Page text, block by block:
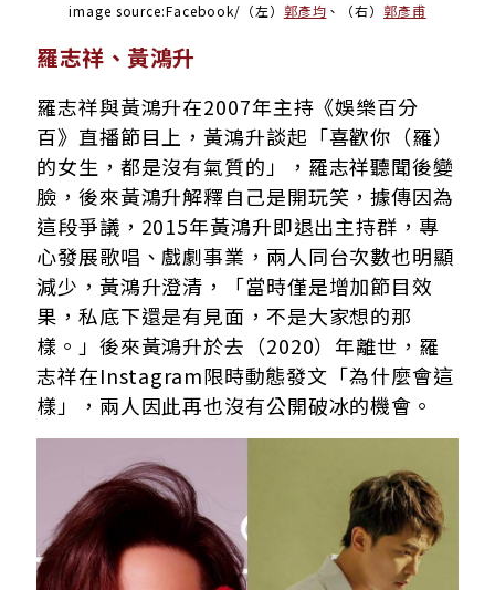
image source:Facebook/（左） 郭彥均 、（右）郭彥甫
羅志祥、黃鴻升
羅志祥與黃鴻升在2007年主持《娛樂百分
百》直播節目上，黃鴻升談起「喜歡你（羅）
的女生，都是沒有氣質的」，羅志祥聽聞後變
臉，後來黃鴻升解釋自己是開玩笑，據傳因為
這段爭議，2015年黃鴻升即退出主持群，專
心發展歌唱、戲劇事業，兩人同台次數也明顯
減少，黃鴻升澄清，「當時僅是增加節目效
果，私底下還是有見面，不是大家想的那
樣。」後來黃鴻升於去（2020）年離世，羅
志祥在Instagram限時動態發文「為什麼會這
樣」，兩人因此再也沒有公開破冰的機會。